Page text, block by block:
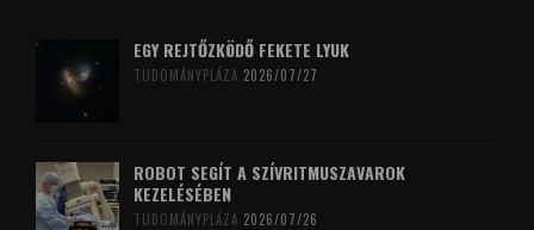
EGY REJTŐZKÖDŐ FEKETE LYUK
TUDOMÁNYPLÁZA 2026/07/27
ROBOT SEGÍT A SZÍVRITMUSZAVAROK
KEZELÉSÉBEN
TUDOMÁNYPLÁZA 2026/07/26